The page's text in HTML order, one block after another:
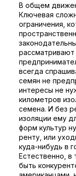
В общем
Ключевая
ограничения,
рассматривают
всегда
семян не
интересы не
километров
семена. И без
изоляции ему
форм культур
ренту, или
куда-нибудь в
Естественно, в
быть